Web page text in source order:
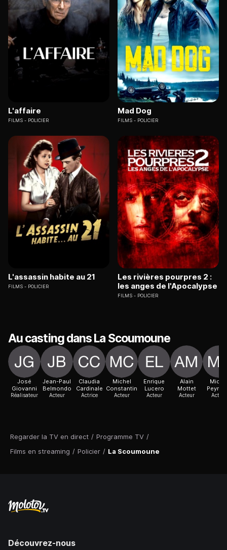
Regarder la TV en direct / Programme TV /
Films en streaming / Policier / La Scoumoune
L'affaire
FILMS POLICIER
Mad Dog
FILMS POLICIER
L'assassin habite au 21
FILMS POLICIER
Les rivières pourpres 2 :
les anges de l'Apocalypse
FILMS POLICIER
Au casting dans La Scoumoune
José
Giovanni
Réalisateur
Jean-Paul
Belmondo
Acteur
Claudia
Cardinale
Actrice
Michel
Constantin
Acteur
Enrique
Lucero
Acteur
Alain
Mottet
Acteur Acteur
Découvrez-nous